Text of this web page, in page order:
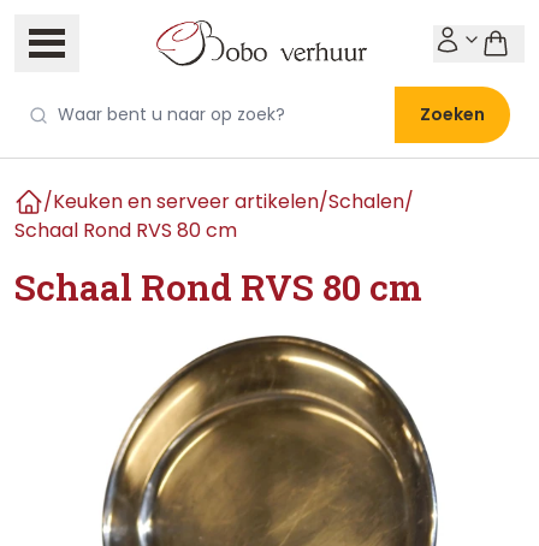
Zoeken
Home
/Keuken en serveer artikelen/Schalen/
Schaal Rond RVS 80 cm
Schaal Rond RVS 80 cm